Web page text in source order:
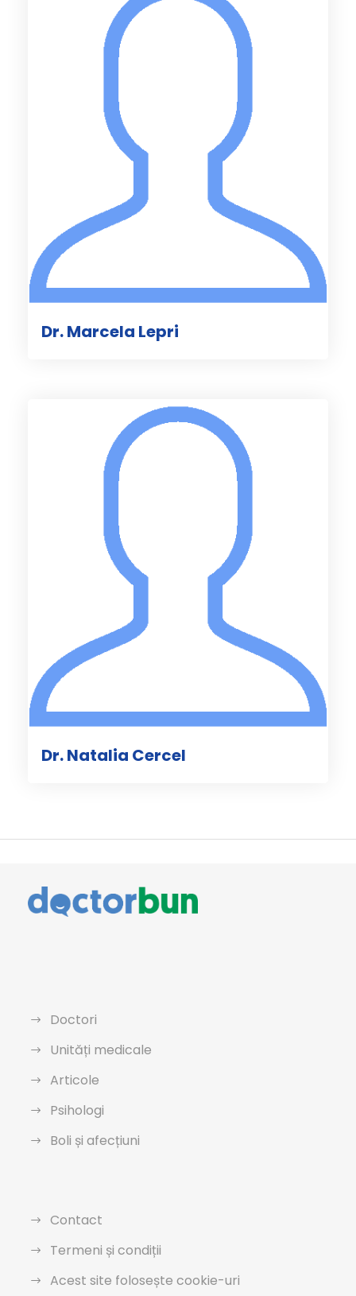
Dr. Marcela Lepri
Dr. Natalia Cercel
Doctori
Unități medicale
Articole
Psihologi
Boli și afecțiuni
Contact
Termeni și condiții
Acest site folosește cookie-uri